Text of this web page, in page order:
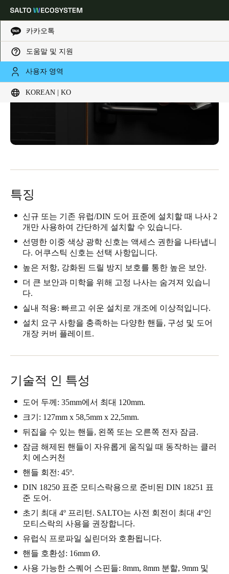
카카오톡
도움말 및 지원
사용자 영역
KOREAN | KO
Global
Korean
Korean English
Singapore
English
Hong Kong
English
Vietnam
VietnameseEnglish
Japan
Save new selection as default
특징
신규 또는 기존 유럽/DIN 도어 표준에 설치할 때 나사 2
개만 사용하여 간단하게 설치할 수 있습니다.
선명한 이중 색상 광학 신호는 액세스 권한을 나타냅니
다. 어쿠스틱 신호는 선택 사항입니다.
높은 저항, 강화된 드릴 방지 보호를 통한 높은 보안.
더 큰 보안과 미학을 위해 고정 나사는 숨겨져 있습니
다.
실내 적용: 빠르고 쉬운 설치로 개조에 이상적입니다.
설치 요구 사항을 충족하는 다양한 핸들, 구성 및 도어
개장 커버 플레이트.
기술적 인 특성
도어 두께: 35mm에서 최대 120mm.
크기: 127mm x 58,5mm x 22,5mm.
뒤집을 수 있는 핸들, 왼쪽 또는 오른쪽 전자 잠금.
잠금 해제된 핸들이 자유롭게 움직일 때 동작하는 클러
치 에스커천
핸들 회전: 45º.
DIN 18250 표준 모티스락용으로 준비된 DIN 18251 표
준 도어.
초기 최대 4º 프리턴. SALTO는 사전 회전이 최대 4º인
모티스락의 사용을 권장합니다.
유럽식 프로파일 실린더와 호환됩니다.
핸들 호환성: 16mm Ø.
사용 가능한 스퀘어 스핀들: 8mm, 8mm 분할, 9mm 및